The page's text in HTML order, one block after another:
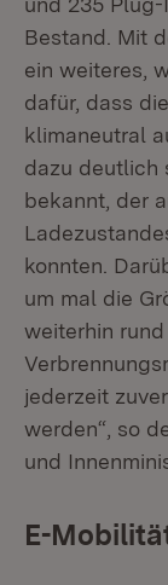
Bestand. Mit
ein weiteres,
dafür, dass
klimaneutral
dazu deutlich
bekannt, der
konnten.
um mal die
weiterhin
jederzeit
werden“, so
und
E-